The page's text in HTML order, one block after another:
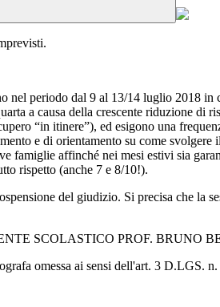
periodo dal 9 al 13/14 luglio 2018 in
a causa della crescente riduzione
“in itinere”), ed esigono una
e di orientamento su come
affinché nei mesi estivi sia
rispetto (anche 7 e 8/10!).
del giudizio. Si precisa che la
SCOLASTICO PROF. BRUNO
omessa ai sensi dell'art. 3 D.LGS.